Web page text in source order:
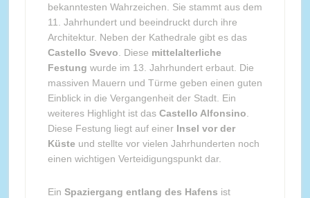
bekanntesten Wahrzeichen. Sie stammt aus dem
11. Jahrhundert und beeindruckt durch ihre
Architektur. Neben der Kathedrale gibt es das
Castello Svevo . Diese mittelalterliche
Festung wurde im 13. Jahrhundert erbaut. Die
massiven Mauern und Türme geben einen guten
Einblick in die Vergangenheit der Stadt. Ein
weiteres Highlight ist das Castello Alfonsino
Diese Festung liegt auf einer Insel vor der
Küste und stellte vor vielen Jahrhunderten noch
einen wichtigen Verteidigungspunkt dar.
Ein Spaziergang entlang des Hafens ist